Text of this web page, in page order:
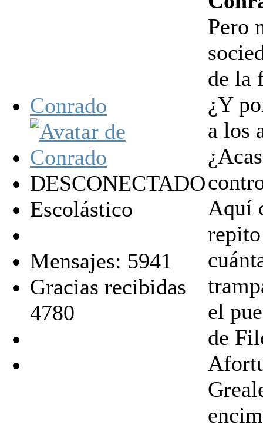
Conrado
DESCONECTADO
Escolástico
Mensajes: 5941
Gracias recibidas
4780
Pero
de la
¿Y
a los
Aquí
el
de